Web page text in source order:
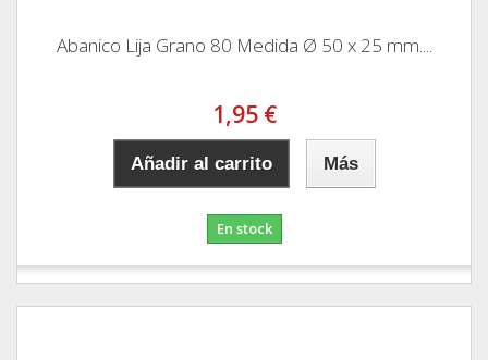
Abanico Lija Grano 80 Medida Ø 50 x 25 mm....
1,95 €
Añadir al carrito Más
En stock